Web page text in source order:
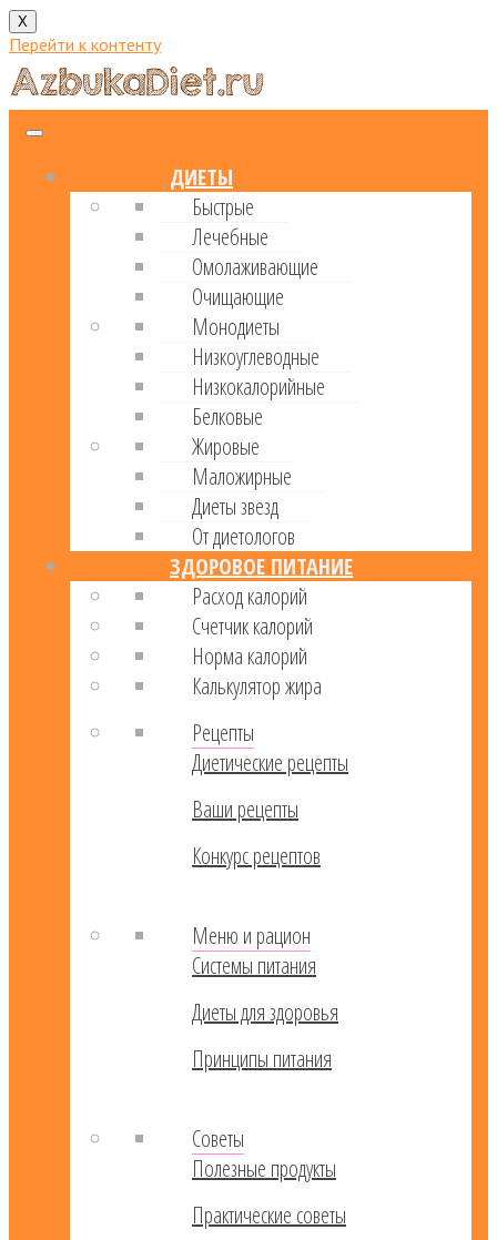
X
Перейти к контенту
ДИЕТЫ
Быстрые
Лечебные
Омолаживающие
Очищающие
Монодиеты
Низкоуглеводные
Низкокалорийные
Белковые
Жировые
Маложирные
Диеты звезд
От диетологов
ЗДОРОВОЕ ПИТАНИЕ
Расход калорий
Cчетчик калорий
Норма калорий
Калькулятор жира
Рецепты
Диетические рецепты
Ваши рецепты
Конкурс рецептов
Меню и рацион
Системы питания
Диеты для здоровья
Принципы питания
Советы
Полезные продукты
Практические советы